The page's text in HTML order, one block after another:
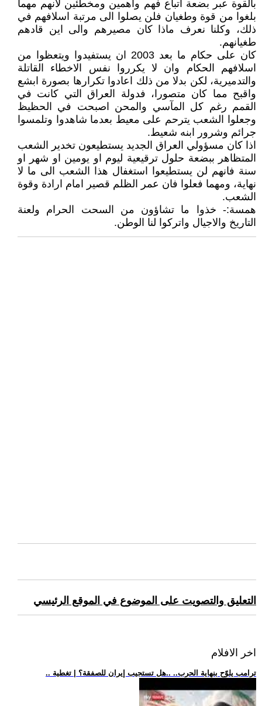
بالقوة عبر بضعة اتباع فهم واهمين ومخطئين لانهم مهما
بلغوا من قوة وطغيان فلن يصلوا الى مرتبة اسلافهم في
ذلك، وكلنا نعرف ماذا كان مصيرهم والى اين قادهم
طغيانهم.
كان على حكام ما بعد 2003 ان يستفيدوا ويتعظوا من
اسلافهم الحكام وان لا يكرروا نفس الاخطاء القاتلة
والتدميرية، لكن بدلا من ذلك اعادوا تكرارها بصورة ابشع
واقبح مما كان متصورا، فدولة العراق التي كانت في
القمم رغم كل المآسي والمحن اصبحت في الحظيظ
وجعلوا الشعب يترحم على معيط بعدما شاهدوا وتلمسوا
جرائم وشرور ابنه شعيط.
اذا كان مسؤولي العراق الجديد يستطيعون تخدير الشعب
المتظاهر ببضعة حلول ترقيعية ليوم او يومين او شهر او
سنة فانهم لن يستطيعوا استغفال هذا الشعب الى ما لا
نهاية، ومهما فعلوا فان عمر الظلم قصير امام ارادة وقوة
الشعب.
همسة:- خذوا ما تشاؤون من السحت الحرام ولعنة
التاريخ والاجيال واتركوا لنا الوطن.
التعليق والتصويت على الموضوع في الموقع الرئيسي
اخر الافلام
.. ترامب يلوّح بنهاية الحرب.. ..هل تستجيب إيران للصفقة؟ | تغطية